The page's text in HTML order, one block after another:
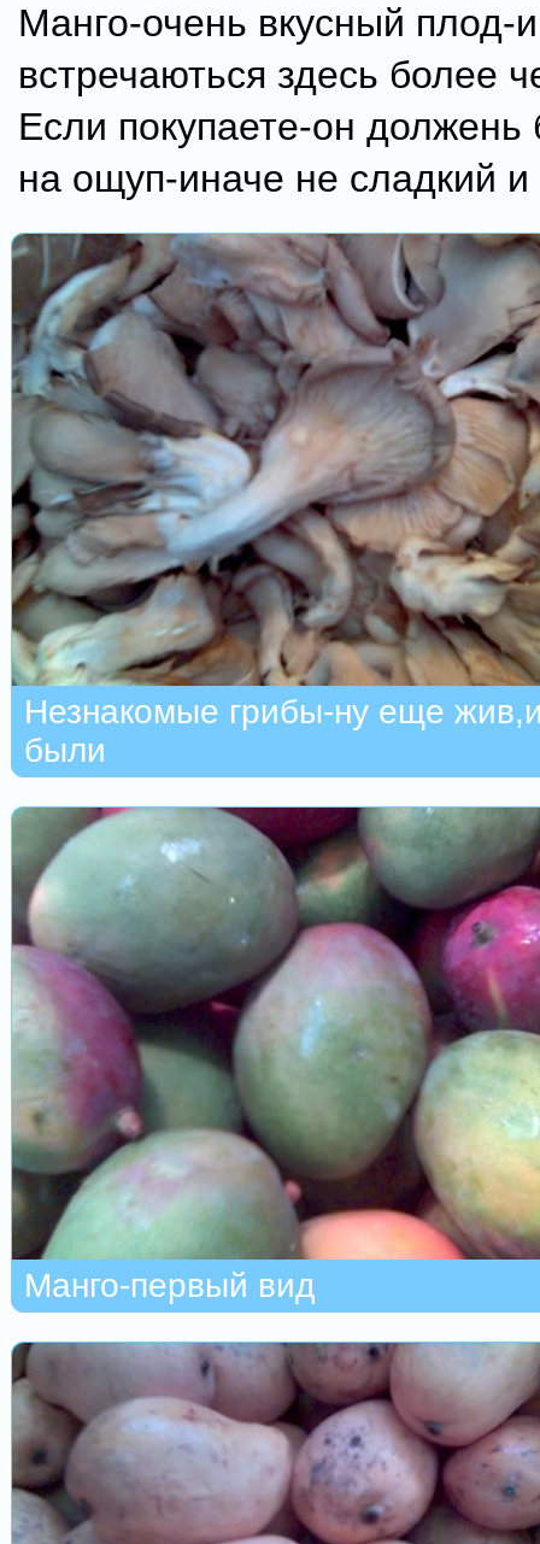
Манго-очень вкусный плод-и
встречаються здесь более
Если покупаете-он должень
на ощуп-иначе не сладкий
Незнакомые грибы-ну еще
были
Манго-первый вид